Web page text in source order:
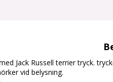
Jack Russell terrier tryck.
vid belysning.